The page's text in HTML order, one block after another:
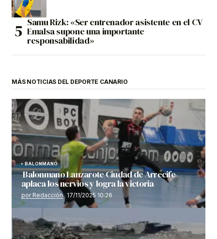
Samu Rizk: «Ser entrenador asistente en el CV
Emalsa supone una importante
responsabilidad»
MÁS NOTICIAS DEL DEPORTE CANARIO
BALONMANO
Balonmano Lanzarote Ciudad de Arrecife
aplaca los nervios y logra la victoria
por Redacción 17/11/2025 10:26